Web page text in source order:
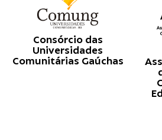
Consórcio das
Universidades
Comunitárias Gaúchas